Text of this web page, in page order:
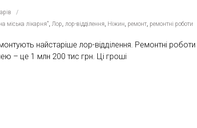
міська лікарня" Лор лор-відділення Ніжин ремонт ремонтні роботи
найстаріше лор-відділення. Ремонтні роботи
– це 1 млн 200 тис грн. Ці гроші